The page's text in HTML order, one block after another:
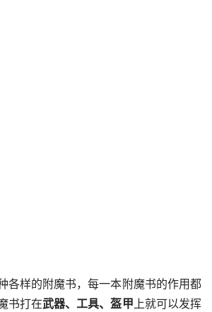
各样的附魔书，每一本附魔书的作用都
书打在武器、工具、盔甲上就可以发挥